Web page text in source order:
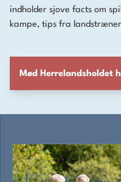
indholder sjove facts om
kampe, tips fra
Mød Herrelandsholdet